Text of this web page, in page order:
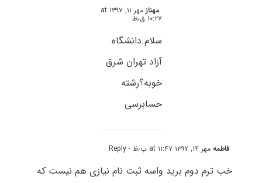
مهناز مهر ۱۱, ۱۳۹۷ at
۱۰:۲۷ ق٫ظ
سلام.دانشگاه
آزاد تهران شرق
خوبه؟رشته
حسابرسی
فاطمهمهر ۱۴, ۱۳۹۷ at ۱۱:۴۷ ب٫ظ - Reply
خب ترم دوم برید واسه ثبت نام نیازی هم نیست که